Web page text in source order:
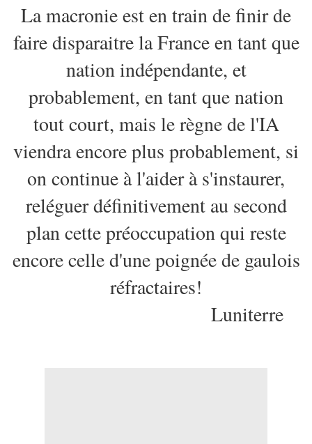
La macronie est en train de finir de
faire disparaitre la France en tant que
nation indépendante, et
probablement, en tant que nation
tout court, mais le règne de l'IA
viendra encore plus probablement, si
on continue à l'aider à s'instaurer,
reléguer définitivement au second
plan cette préoccupation qui reste
encore celle d'une poignée de gaulois
réfractaires!
Luniterre